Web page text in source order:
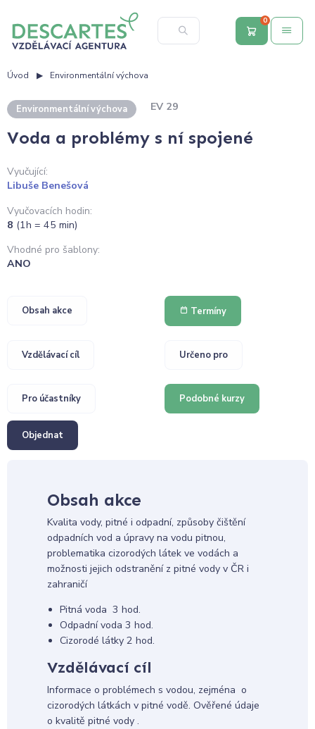
0
Úvod Environmentální výchova
Environmentální výchova EV 29
Voda a problémy s ní spojené
Vyučující:
Libuše Benešová
Vyučovacích hodin:
8 (1h = 45 min)
Vhodné pro šablony:
ANO
Obsah akce Termíny
Vzdělávací cíl Určeno pro
Pro účastníky Podobné kurzy
Objednat
Obsah akce
Kvalita vody, pitné i odpadní, způsoby čištění
odpadních vod a úpravy na vodu pitnou,
problematika cizorodých látek ve vodách a
možnosti jejich odstranění z pitné vody v ČR i
zahraničí
Pitná voda 3 hod.
Odpadní voda 3 hod.
Cizorodé látky 2 hod.
Vzdělávací cíl
Informace o problémech s vodou, zejména o
cizorodých látkách v pitné vodě. Ověřené údaje
o kvalitě pitné vody .